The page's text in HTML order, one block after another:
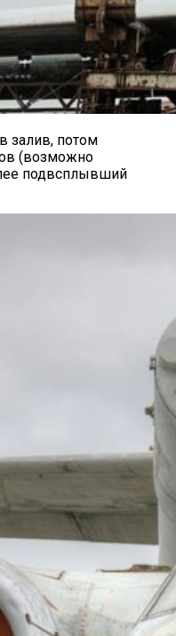
залив, потом
(возможно
подвсплывший